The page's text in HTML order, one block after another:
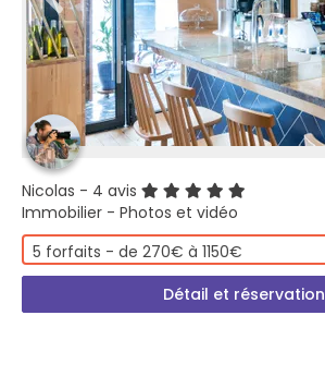
Nicolas - 4 avis
Immobilier - Photos et vidéo
5 forfaits - de 270€ à 1150€
Détail et réservation